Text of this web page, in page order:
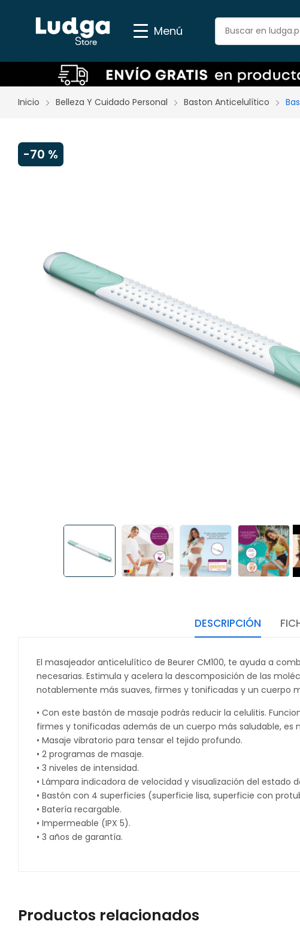
Menú
Inicio Belleza Y Cuidado Personal Baston Anticelulítico
-70 %
DESCRIPCIÓN
El masajeador anticelulítico de Beurer CM100, te ayuda a
necesarias. Estimula y acelera la descomposición de las
notablemente más suaves, firmes y tonificadas y un cuerpo
• Con este bastón de masaje podrás reducir la celulitis.
firmes y tonificadas además de un cuerpo más saludable, es
• Masaje vibratorio para tensar el tejido profundo.
• 2 programas de masaje.
• 3 niveles de intensidad.
• Lámpara indicadora de velocidad y visualización del estado
• Bastón con 4 superficies (superficie lisa, superficie con
• Batería recargable.
• Impermeable (IPX 5).
• 3 años de garantía.
Productos relacionados